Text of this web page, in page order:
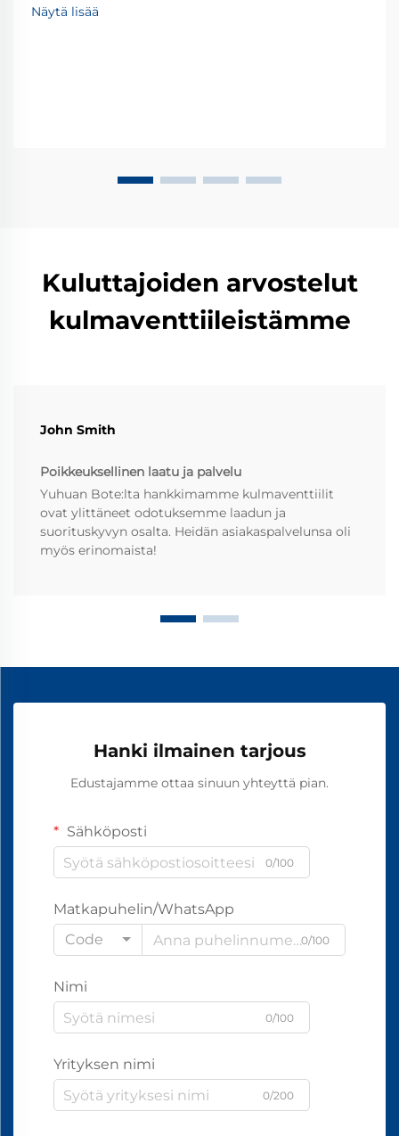
Näytä lisää
Kuluttajoiden arvostelut
kulmaventtiileistämme
John Smith
Poikkeuksellinen laatu ja palvelu
Yuhuan Bote:lta hankkimamme kulmaventtiilit
ovat ylittäneet odotuksemme laadun ja
suorituskyvyn osalta. Heidän asiakaspalvelunsa oli
myös erinomaista!
Hanki ilmainen tarjous
Edustajamme ottaa sinuun yhteyttä pian.
Sähköposti
0/100
Matkapuhelin/WhatsApp
Code
0/100
Nimi
0/100
Yrityksen nimi
0/200